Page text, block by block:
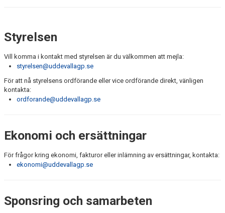
Styrelsen
Vill komma i kontakt med styrelsen är du välkommen att mejla:
styrelsen@uddevallagp.se
För att nå styrelsens ordförande eller vice ordförande direkt, vänligen
kontakta:
ordforande@uddevallagp.se
Ekonomi och ersättningar
För frågor kring ekonomi, fakturor eller inlämning av ersättningar, kontakta:
ekonomi@uddevallagp.se
Sponsring och samarbeten